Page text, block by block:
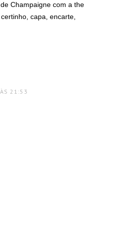
Champaigne com a the
capa, encarte,
21:53